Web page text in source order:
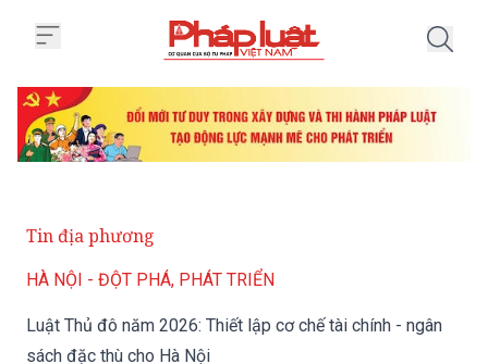
Tin địa phương
HÀ NỘI - ĐỘT PHÁ, PHÁT TRIỂN
Luật Thủ đô năm 2026: Thiết lập cơ chế tài chính - ngân
sách đặc thù cho Hà Nội